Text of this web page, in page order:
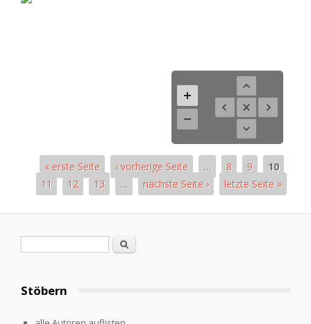
« erste Seite ‹ vorherige Seite … 8 9
10
11
12 13 … nächste Seite › letzte Seite »
Search
Stöbern